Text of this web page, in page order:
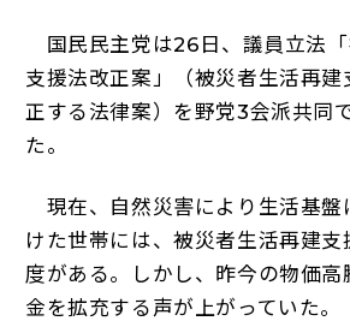
国民民主党は26日、議員立法
支援法改正案」（被災者生活再建
正する法律案）を野党3会派共同
た。
現在、自然災害により生活基盤
けた世帯には、被災者生活再建支
度がある。しかし、昨今の物価高
金を拡充する声が上がっていた。